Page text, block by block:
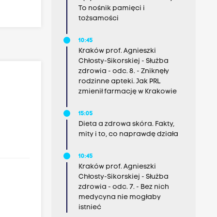
To nośnik pamięci i
tożsamości
10:45
Kraków prof. Agnieszki
Chłosty-Sikorskiej - Służba
zdrowia - odc. 8. - Zniknęły
rodzinne apteki. Jak PRL
zmienił farmację w Krakowie
15:05
Dieta a zdrowa skóra. Fakty,
mity i to, co naprawdę działa
10:45
Kraków prof. Agnieszki
Chłosty-Sikorskiej - Służba
zdrowia - odc. 7. - Bez nich
medycyna nie mogłaby
istnieć